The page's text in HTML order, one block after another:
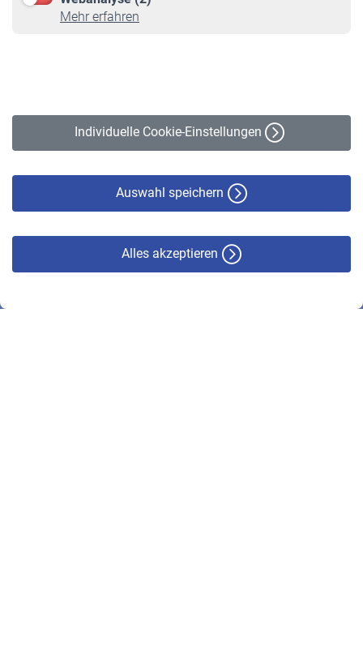
Mehr erfahren
Individuelle Cookie-Einstellungen
Auswahl speichern
Alles akzeptieren
Online-Rechner
VBLnewsletter
Erklärung zur Barrierefreiheit
© VBL 2026